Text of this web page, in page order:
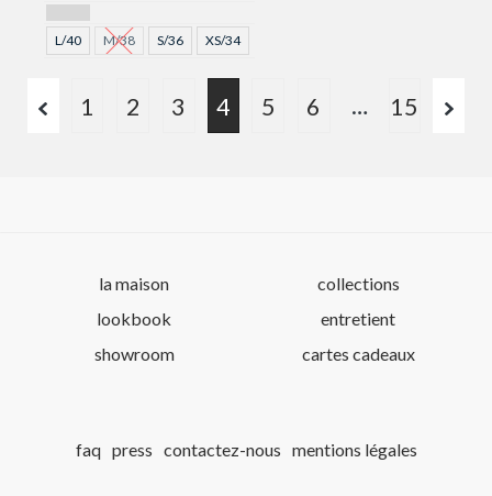
GRIS
L/40 M/38 S/36 XS/34
1 2 3 4 5 6 … 15
la maison
lookbook
showroom
collections
entretient
cartes cadeaux
faq press contactez-nous mentions légales